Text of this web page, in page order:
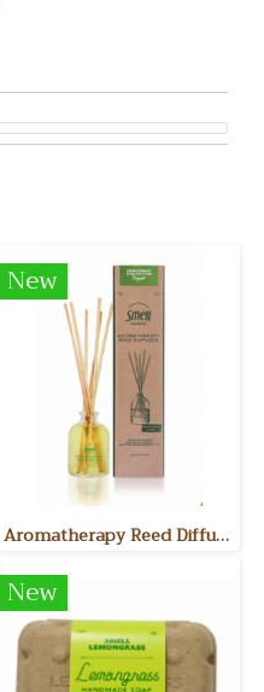
New
Aromatherapy Reed Diffuser Bergamot 50ML ก้านน้ำหอมปรับอากาศ
New